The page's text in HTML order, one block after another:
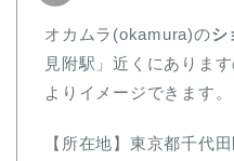
オカムラ(okamura)のシ
見附駅」近くにありま
よりイメージできます。
【所在地】東京都千代